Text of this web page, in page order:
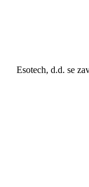
Esotech, d.d. se